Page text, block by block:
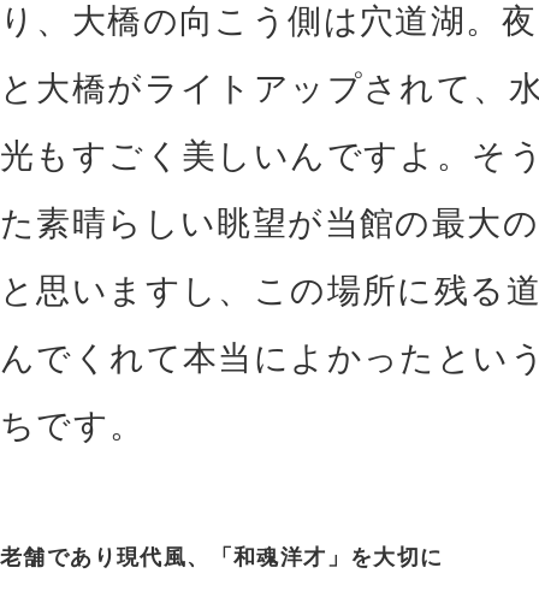
り、大橋の向こう側は穴道湖。
と大橋がライトアップされて、
光もすごく美しいんですよ。そ
た素晴らしい眺望が当館の最大
と思いますし、この場所に残る
んでくれて本当によかったとい
ちです。
老舗であり現代風、「和魂洋才」を大切に